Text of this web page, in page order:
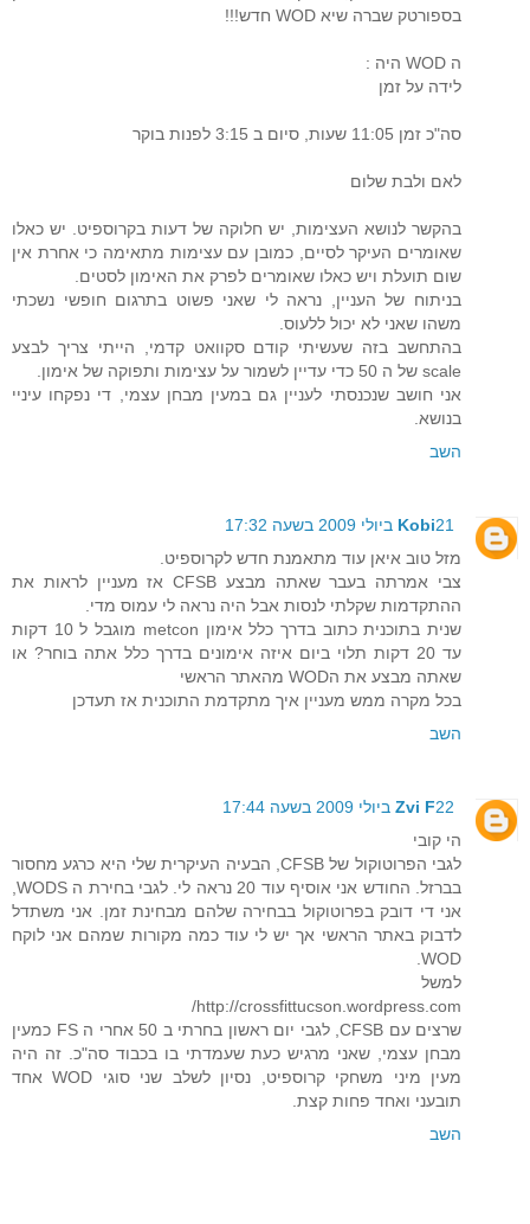
בספורטק שברה שיא WOD חדש!!!
ה WOD היה :
לידה על זמן
סה"כ זמן 11:05 שעות, סיום ב 3:15 לפנות בוקר
לאם ולבת שלום
בהקשר לנושא העצימות, יש חלוקה של דעות בקרוספיט. יש כאלו
שאומרים העיקר לסיים, כמובן עם עצימות מתאימה כי אחרת אין
שום תועלת ויש כאלו שאומרים לפרק את האימון לסטים.
בניתוח של העניין, נראה לי שאני פשוט בתרגום חופשי נשכתי
משהו שאני לא יכול ללעוס.
בהתחשב בזה שעשיתי קודם סקוואט קדמי, הייתי צריך לבצע
scale של ה 50 כדי עדיין לשמור על עצימות ותפוקה של אימון.
אני חושב שנכנסתי לעניין גם במעין מבחן עצמי, די נפקחו עיניי
בנושא.
השב
Kobi21 ביולי 2009 בשעה 17:32
מזל טוב איאן עוד מתאמנת חדש לקרוספיט.
צבי אמרתה בעבר שאתה מבצע CFSB אז מעניין לראות את
ההתקדמות שקלתי לנסות אבל היה נראה לי עמוס מדי.
שנית בתוכנית כתוב בדרך כלל אימון metcon מוגבל ל 10 דקות
עד 20 דקות תלוי ביום איזה אימונים בדרך כלל אתה בוחר? או
שאתה מבצע את הWOD מהאתר הראשי
בכל מקרה ממש מעניין איך מתקדמת התוכנית אז תעדכן
השב
Zvi F22 ביולי 2009 בשעה 17:44
הי קובי
לגבי הפרוטוקול של CFSB, הבעיה העיקרית שלי היא כרגע מחסור
אני די דובק בפרוטוקול בבחירה שלהם מבחינת זמן. אני משתדל
לדבוק באתר הראשי אך יש לי עוד כמה מקורות שמהם אני לוקח
WOD.
למשל
http://crossfittucson.wordpress.com/
שרצים עם CFSB, לגבי יום ראשון בחרתי ב 50 אחרי ה FS כמעין
מבחן עצמי, שאני מרגיש כעת שעמדתי בו בכבוד סה"כ. זה היה
מעין מיני משחקי קרוספיט, נסיון לשלב שני סוגי WOD אחד
תובעני ואחד פחות קצת.
השב